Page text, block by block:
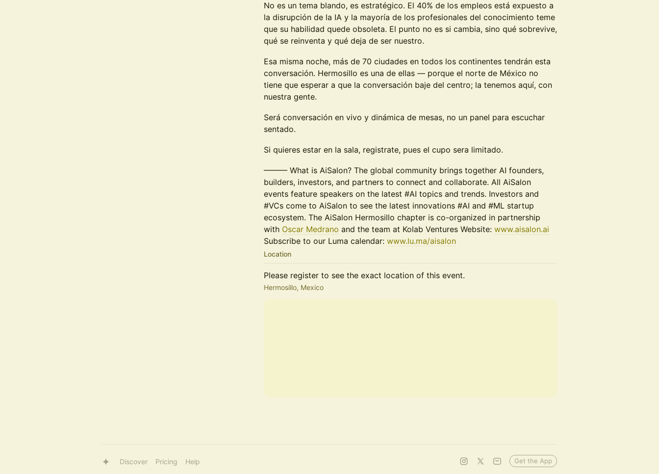
No es un tema blando, es estratégico. El 40% de los empleos está expuesto a
la disrupción de la IA y la mayoría de los profesionales del conocimiento teme
que su habilidad quede obsoleta. El punto no es si cambia, sino qué sobrevive,
qué se reinventa y qué deja de ser nuestro.
Esa misma noche, más de 70 ciudades en todos los continentes tendrán esta
conversación. Hermosillo es una de ellas — porque el norte de México no
tiene que esperar a que la conversación baje del centro; la tenemos aquí, con
nuestra gente.
Será conversación en vivo y dinámica de mesas, no un panel para escuchar
sentado.
Si quieres estar en la sala, registrate, pues el cupo sera limitado.
——— What is AiSalon? The global community brings together AI founders,
builders, investors, and partners to connect and collaborate. All AiSalon
events feature speakers on the latest #AI topics and trends. Investors and
#VCs come to AiSalon to see the latest innovations #AI and #ML startup
ecosystem. The AiSalon Hermosillo chapter is co-organized in partnership
with Oscar Medrano and the team at Kolab Ventures Website: www.aisalon.ai
Subscribe to our Luma calendar: www.lu.ma/aisalon
Location
Please register to see the exact location of this event.
Hermosillo, Mexico
Discover Pricing Help Get the App